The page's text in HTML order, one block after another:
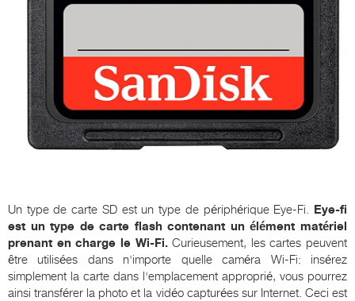
Un type de carte SD est un type de périphérique Eye-Fi. Eye-fi
est un type de carte flash contenant un élément matériel
prenant en charge le Wi-Fi.Curieusement, les cartes peuvent
être utilisées dans n'importe quelle caméra Wi-Fi: insérez
simplement la carte dans l'emplacement approprié, vous pourrez
ainsi transférer la photo et la vidéo capturées sur Internet. Ceci est